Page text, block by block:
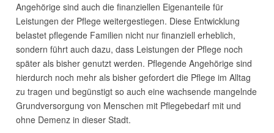
Angehörige sind auch die finanziellen Eigenanteile für
Leistungen der Pflege weitergestiegen. Diese Entwicklung
belastet pflegende Familien nicht nur finanziell erheblich,
sondern führt auch dazu, dass Leistungen der Pflege noch
später als bisher genutzt werden. Pflegende Angehörige sind
hierdurch noch mehr als bisher gefordert die Pflege im Alltag
zu tragen und begünstigt so auch eine wachsende mangelnde
Grundversorgung von Menschen mit Pflegebedarf mit und
ohne Demenz in dieser Stadt.